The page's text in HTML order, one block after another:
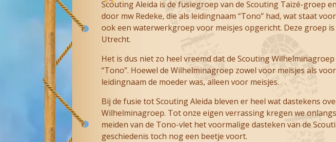
Scouting Aleida is de fusiegroep van de Scouting Taizé-groep
door mw Redeke, die als leidingnaam “Tono” had, wat staat
ook een waterwerkgroep voor meisjes opgericht. Deze groep
Utrecht.
Het is dus niet zo heel vreemd dat de Scouting
“Tono”. Hoewel de Wilhelminagroep zowel voor meisjes als
leidingnaam de moeder was, alleen voor meisjes.
Bij de fusie tot Scouting Aleida bleven er heel wat dastekens
Wilhelminagroep. Tot onze eigen verrassing kregen we
meiden van de Tono-vlet het voormalige dasteken van de
geschiedenis toch nog een beetje voort.